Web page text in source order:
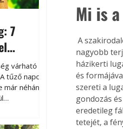
7
várható
tűző napon
néhány
Mi is
A szakirodalom szerint az üzemi termesztésben előforduló szokásos tőkeformáknál
nagyobb
házikerti
és
szereti a
gondozás
eredetileg
tetejét, a